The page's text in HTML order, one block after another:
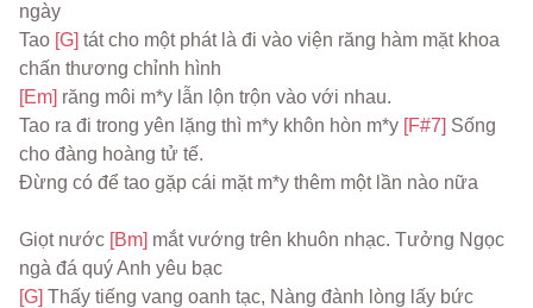
ngày
Tao [G] tát cho một phát là đi vào viện răng hàm mặt khoa
chấn thương chỉnh hình
[Em] răng môi m*y lẫn lộn trộn vào với nhau.
Tao ra đi trong yên lặng thì m*y khôn hòn m*y [F#7] Sống
cho đàng hoàng tử tế.
Đừng có để tao gặp cái mặt m*y thêm một lần nào nữa
Giọt nước [Bm] mắt vướng trên khuôn nhạc. Tưởng Ngọc
ngà đá quý Anh yêu bạc
[G] Thấy tiếng vang oanh tạc, Nàng đành lòng lấy bức